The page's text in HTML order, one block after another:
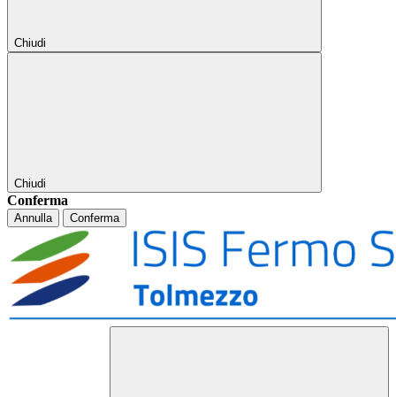
Chiudi
Chiudi
Conferma
Annulla Conferma